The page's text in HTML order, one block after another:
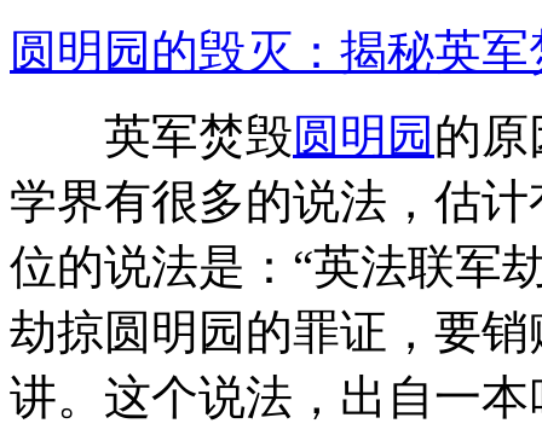
圆明园的毁灭：揭秘英
英军焚毁圆明园 的原
学界有很多的说法，估
位的说法是：“英法联军
劫掠圆明园的罪证，要
讲。这个说法，出自一